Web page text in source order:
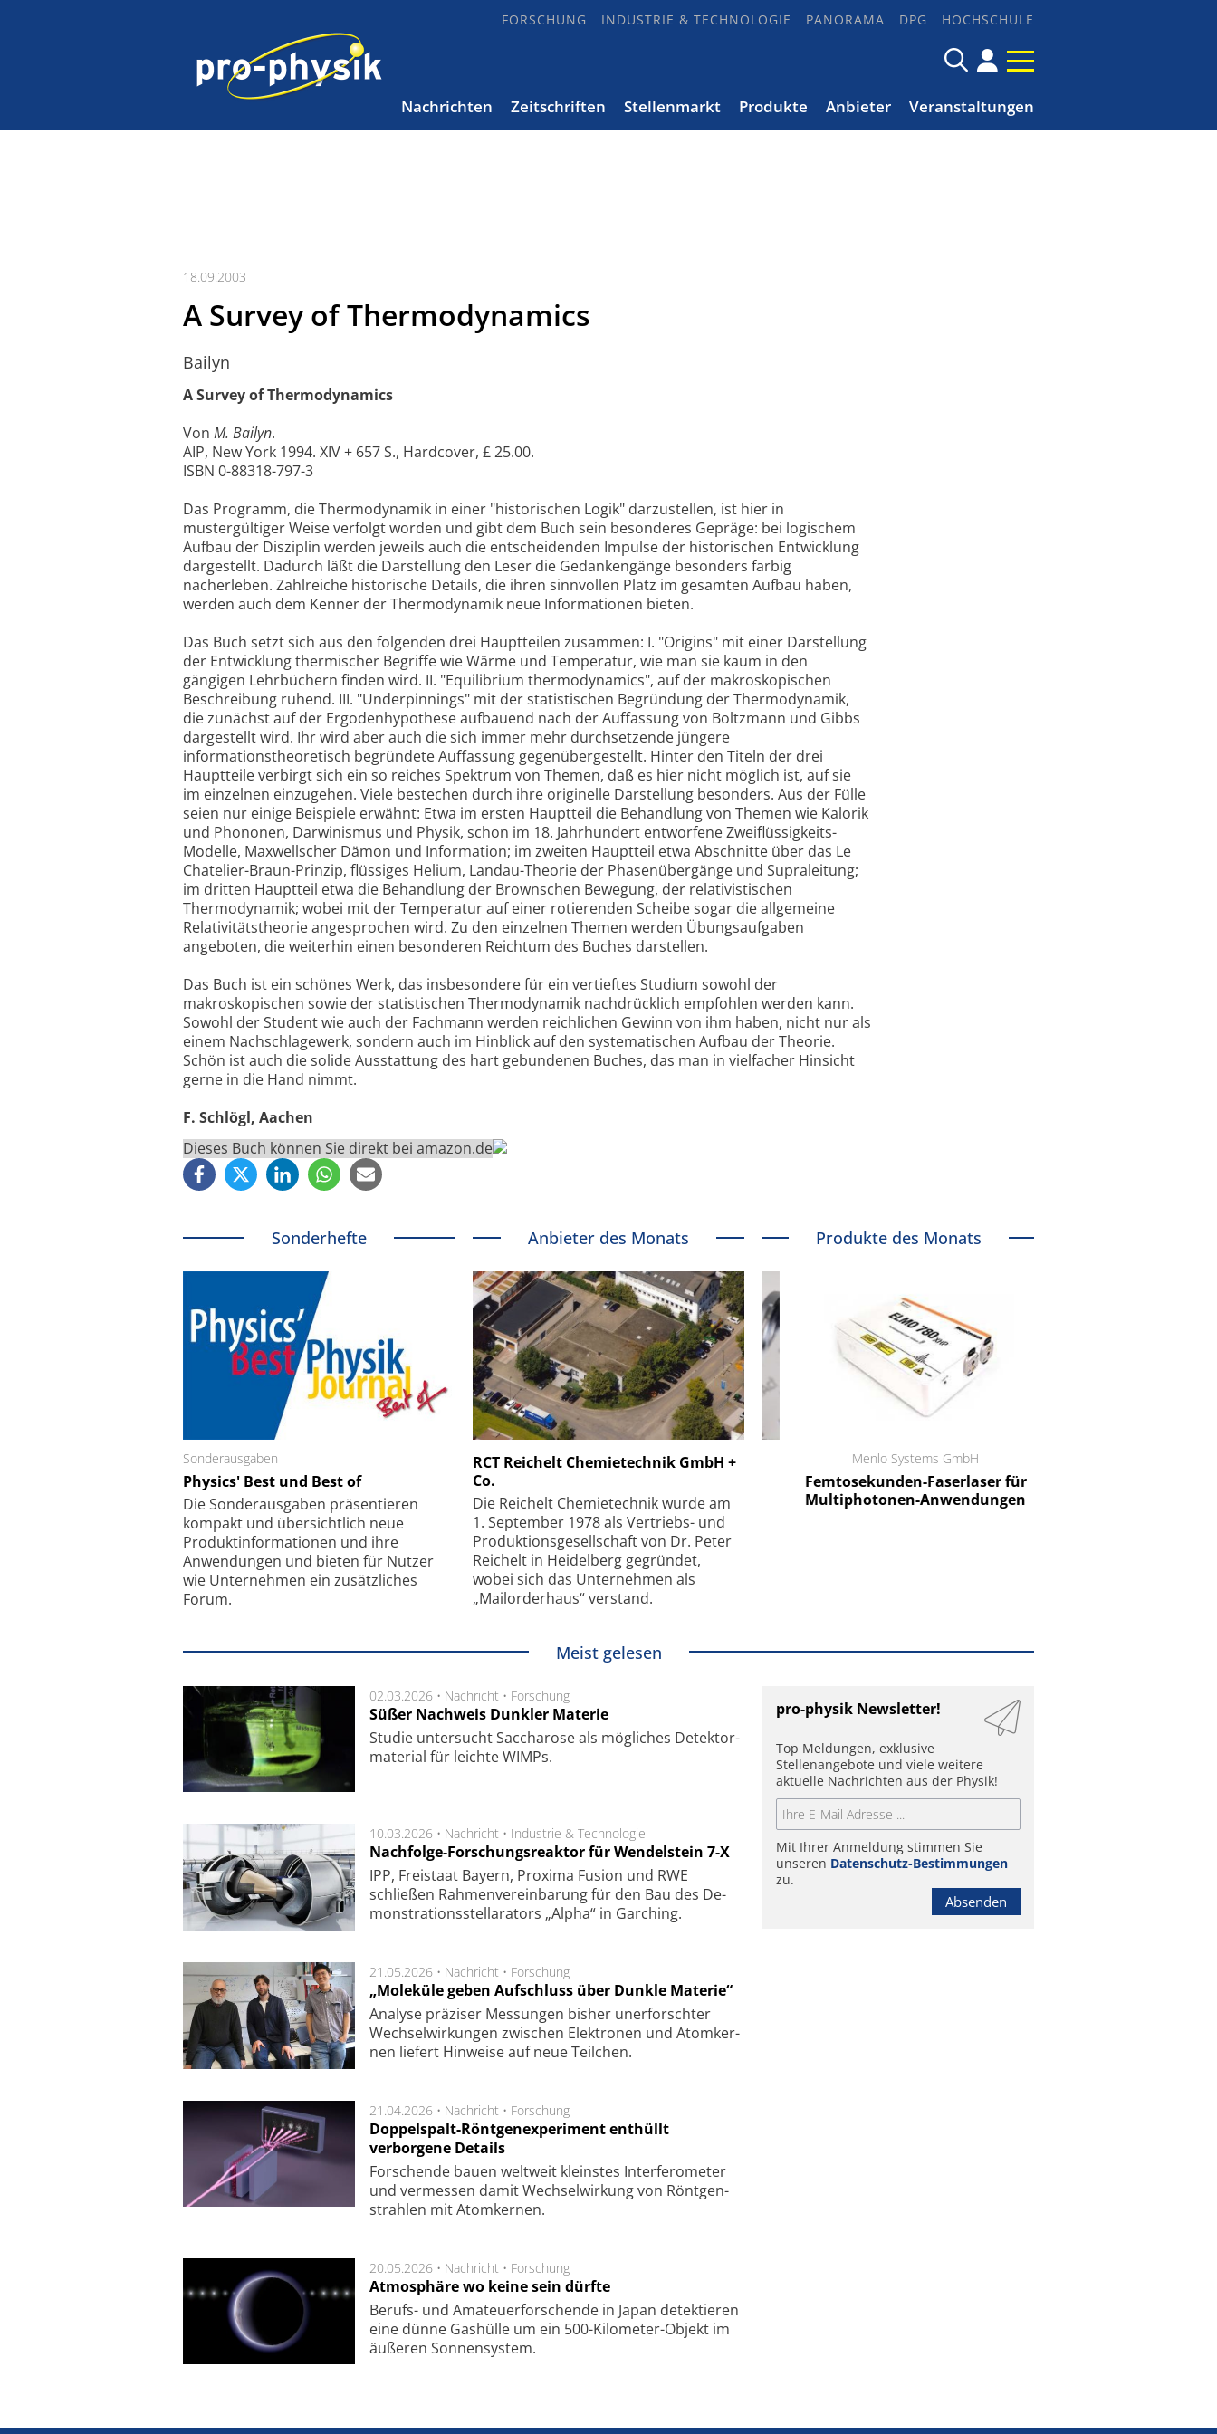
FORSCHUNG INDUSTRIE & TECHNOLOGIE PANORAMA DPG HOCHSCHULE
Nachrichten Zeitschriften Stellenmarkt Produkte Anbieter Veranstaltungen
18.09.2003
A Survey of Thermodynamics
Bailyn
A Survey of Thermodynamics
Von M. Bailyn.
AIP, New York 1994. XIV + 657 S., Hardcover, £ 25.00.
ISBN 0-88318-797-3
Das Programm, die Thermodynamik in einer "historischen Logik" darzustellen, ist hier in
mustergültiger Weise verfolgt worden und gibt dem Buch sein besonderes Gepräge: bei logischem
Aufbau der Disziplin werden jeweils auch die entscheidenden Impulse der historischen Entwicklung
dargestellt. Dadurch läßt die Darstellung den Leser die Gedankengänge besonders farbig
nacherleben. Zahlreiche historische Details, die ihren sinnvollen Platz im gesamten Aufbau haben,
werden auch dem Kenner der Thermodynamik neue Informationen bieten.
Das Buch setzt sich aus den folgenden drei Hauptteilen zusammen: I. "Origins" mit einer Darstellung
der Entwicklung thermischer Begriffe wie Wärme und Temperatur, wie man sie kaum in den
gängigen Lehrbüchern finden wird. II. "Equilibrium thermodynamics", auf der makroskopischen
Beschreibung ruhend. III. "Underpinnings" mit der statistischen Begründung der Thermodynamik,
die zunächst auf der Ergodenhypothese aufbauend nach der Auffassung von Boltzmann und Gibbs
dargestellt wird. Ihr wird aber auch die sich immer mehr durchsetzende jüngere
informationstheoretisch begründete Auffassung gegenübergestellt. Hinter den Titeln der drei
Hauptteile verbirgt sich ein so reiches Spektrum von Themen, daß es hier nicht möglich ist, auf sie
im einzelnen einzugehen. Viele bestechen durch ihre originelle Darstellung besonders. Aus der Fülle
seien nur einige Beispiele erwähnt: Etwa im ersten Hauptteil die Behandlung von Themen wie Kalorik
und Phononen, Darwinismus und Physik, schon im 18. Jahrhundert entworfene Zweiflüssigkeits-
Modelle, Maxwellscher Dämon und Information; im zweiten Hauptteil etwa Abschnitte über das Le
Chatelier-Braun-Prinzip, flüssiges Helium, Landau-Theorie der Phasenübergänge und Supraleitung;
im dritten Hauptteil etwa die Behandlung der Brownschen Bewegung, der relativistischen
Thermodynamik; wobei mit der Temperatur auf einer rotierenden Scheibe sogar die allgemeine
Relativitätstheorie angesprochen wird. Zu den einzelnen Themen werden Übungsaufgaben
angeboten, die weiterhin einen besonderen Reichtum des Buches darstellen.
Das Buch ist ein schönes Werk, das insbesondere für ein vertieftes Studium sowohl der
makroskopischen sowie der statistischen Thermodynamik nachdrücklich empfohlen werden kann.
Sowohl der Student wie auch der Fachmann werden reichlichen Gewinn von ihm haben, nicht nur als
einem Nachschlagewerk, sondern auch im Hinblick auf den systematischen Aufbau der Theorie.
Schön ist auch die solide Ausstattung des hart gebundenen Buches, das man in vielfacher Hinsicht
gerne in die Hand nimmt.
F. Schlögl, Aachen
Dieses Buch können Sie direkt bei amazon.de
Sonderhefte
Sonderausgaben
Physics' Best und Best of
Die Sonder­ausgaben präsentieren
kompakt und übersichtlich neue
Produkt­informationen und ihre
Anwendungen und bieten für Nutzer
wie Unternehmen ein zusätzliches
Forum.
Anbieter des Monats
RCT Reichelt Chemietechnik GmbH +
Co.
Die Reichelt Chemietechnik wurde am
1. September 1978 als Vertriebs- und
Produktionsgesellschaft von Dr. Peter
Reichelt in Heidelberg gegründet,
wobei sich das Unternehmen als
„Mailorderhaus“ verstand.
Produkte des Monats
Faserkoppler mit Super-
Feinfokussierungsmechanismus
SmarAct GmbH
kleinstem Raum
Menlo Systems GmbH
Femtosekunden-Faserlaser für
Multiphotonen-Anwendungen
Meist gelesen
02.03.2026 • Nachricht • Forschung
Süßer Nachweis Dunkler Materie
Studie unter­sucht Saccha­ro­se als mög­li­ches De­tek­tor­
ma­te­rial für leich­te WIMPs.
10.03.2026 • Nachricht • Industrie & Technologie
Nachfolge-Forschungsreaktor für Wendelstein 7-X
IPP, Frei­staat Bay­ern, Pro­xi­ma Fu­sion und RWE
schließen Rah­men­ver­ein­ba­rung für den Bau des De­
mon­stra­tions­stel­la­ra­tors „Alpha“ in Gar­ching.
21.05.2026 • Nachricht • Forschung
„Moleküle geben Aufschluss über Dunkle Materie“
Analyse prä­zi­ser Mes­sung­en bis­her un­er­for­schter
Wech­sel­wir­kung­en zwi­schen Elek­tro­nen und Atom­ker­
nen lie­fert Hin­wei­se auf neue Teil­chen.
21.04.2026 • Nachricht • Forschung
Doppelspalt-Röntgenexperiment enthüllt
verborgene Details
For­schen­de bau­en welt­weit kleins­tes In­ter­fe­ro­me­ter
und ver­mes­sen da­mit Wech­sel­wir­kung von Rönt­gen­
strah­len mit Atom­ker­nen.
20.05.2026 • Nachricht • Forschung
Atmosphäre wo keine sein dürfte
Berufs- und Ama­teuer­for­schen­de in Japan de­tek­tie­ren
eine dün­ne Gas­hül­le um ein 500-Kilo­meter-Objekt im
äu­ße­ren Son­nen­sys­tem.
pro-physik Newsletter!
Top Meldungen, exklusive
Stellenangebote und viele weitere
aktuelle Nachrichten aus der Physik!
Mit Ihrer Anmeldung stimmen Sie
unseren Datenschutz-Bestimmungen
zu.
Absenden